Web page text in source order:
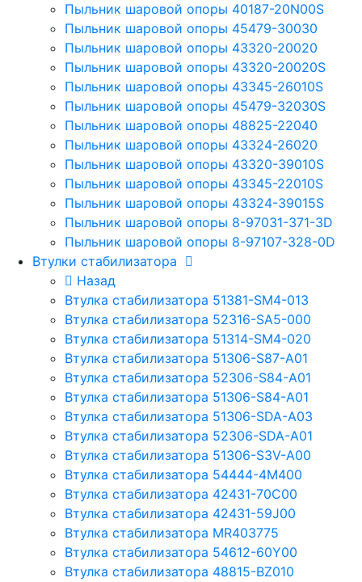
Пыльник шаровой опоры 40187-20N00S
Пыльник шаровой опоры 45479-30030
Пыльник шаровой опоры 43320-20020
Пыльник шаровой опоры 43320-20020S
Пыльник шаровой опоры 43345-26010S
Пыльник шаровой опоры 45479-32030S
Пыльник шаровой опоры 48825-22040
Пыльник шаровой опоры 43324-26020
Пыльник шаровой опоры 43320-39010S
Пыльник шаровой опоры 43345-22010S
Пыльник шаровой опоры 43324-39015S
Пыльник шаровой опоры 8-97031-371-3D
Пыльник шаровой опоры 8-97107-328-0D
Втулки стабилизатора
Назад
Втулка стабилизатора 51381-SM4-013
Втулка стабилизатора 52316-SA5-000
Втулка стабилизатора 51314-SM4-020
Втулка стабилизатора 51306-S87-A01
Втулка стабилизатора 52306-S84-A01
Втулка стабилизатора 51306-S84-A01
Втулка стабилизатора 51306-SDA-A03
Втулка стабилизатора 52306-SDA-A01
Втулка стабилизатора 51306-S3V-A00
Втулка стабилизатора 54444-4M400
Втулка стабилизатора 42431-70С00
Втулка стабилизатора 42431-59J00
Втулка стабилизатора MR403775
Втулка стабилизатора 54612-60Y00
Втулка стабилизатора 48815-BZ010